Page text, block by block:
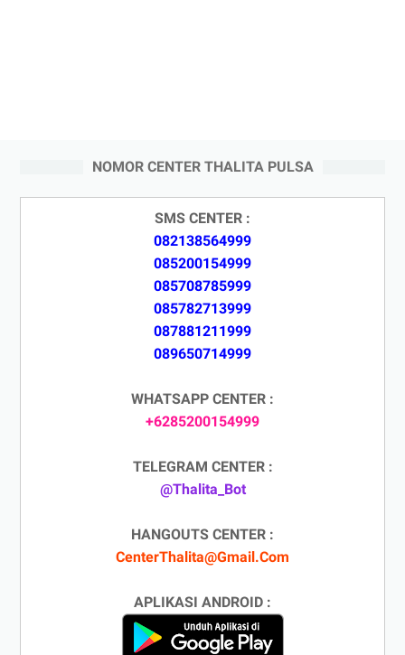
NOMOR CENTER THALITA PULSA
SMS CENTER :
082138564999
085200154999
085708785999
085782713999
087881211999
089650714999
WHATSAPP CENTER :
+6285200154999
TELEGRAM CENTER :
@Thalita_Bot
HANGOUTS CENTER :
CenterThalita@Gmail.Com
APLIKASI ANDROID :